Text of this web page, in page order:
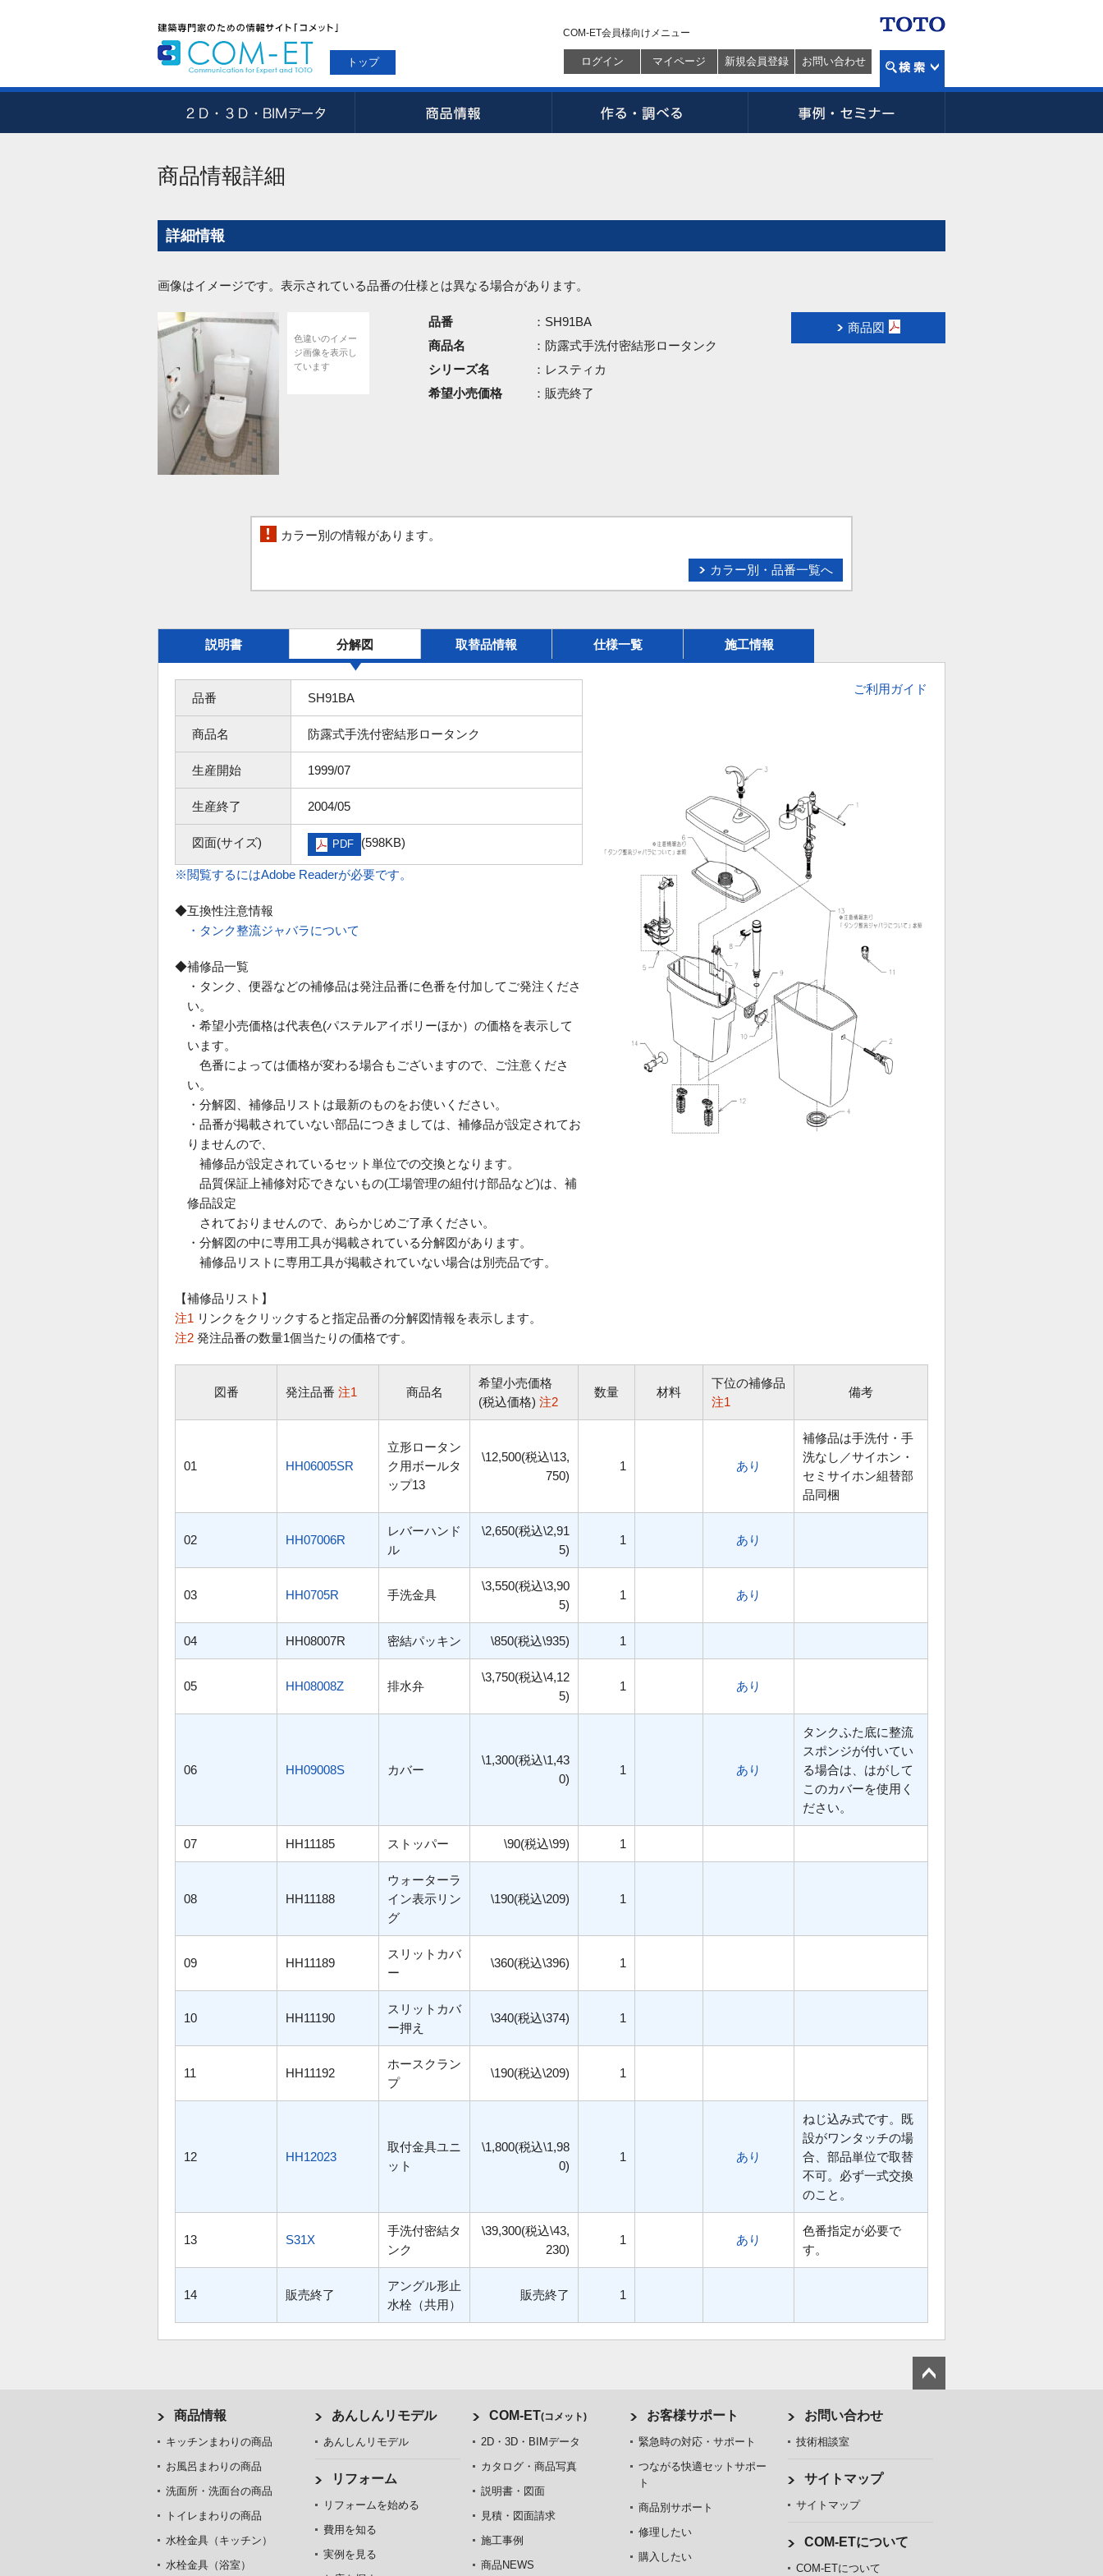
トップ
COM-ET会員様向けメニュー
ログイン マイページ 新規会員登録 お問い合わせ
商品情報詳細
詳細情報
画像はイメージです。表示されている品番の仕様とは異なる場合があります。
色違いのイメー
ジ画像を表示し
ています
品番
：SH91BA
商品名
：防露式手洗付密結形ロータンク
シリーズ名
：レスティカ
希望小売価格
：販売終了
商品図
カラー別の情報があります。
カラー別・品番一覧へ
説明書 分解図 取替品情報 仕様一覧 施工情報
品番 SH91BA
商品名 防露式手洗付密結形ロータンク
生産開始 1999/07
生産終了 2004/05
図面(サイズ) PDF (598KB)
※閲覧するにはAdobe Readerが必要です。
◆互換性注意情報
・タンク整流ジャバラについて
◆補修品一覧
・タンク、便器などの補修品は発注品番に色番を付加してご発注くださ
い。
・希望小売価格は代表色(パステルアイボリーほか）の価格を表示して
います。
色番によっては価格が変わる場合もございますので、ご注意くださ
い。
・分解図、補修品リストは最新のものをお使いください。
・品番が掲載されていない部品につきましては、補修品が設定されてお
りませんので、
補修品が設定されているセット単位での交換となります。
品質保証上補修対応できないもの(工場管理の組付け部品など)は、補
修品設定
されておりませんので、あらかじめご了承ください。
・分解図の中に専用工具が掲載されている分解図があります。
補修品リストに専用工具が掲載されていない場合は別売品です。
ご利用ガイド
【補修品リスト】
注1 リンクをクリックすると指定品番の分解図情報を表示します。
注2 発注品番の数量1個当たりの価格です。
図番 発注品番 注1 商品名
希望小売価格
(税込価格) 注2
数量 材料
下位の補修品
注1
備考
01 HH06005SR
立形ロータン
ク用ボールタ
ップ13
\12,500(税込\13,
750)
1 あり
補修品は手洗付・手
洗なし／サイホン・
セミサイホン組替部
品同梱
02 HH07006R
レバーハンド
ル
\2,650(税込\2,91
5)
1 あり
03 HH0705R 手洗金具
\3,550(税込\3,90
5)
1 あり
04 HH08007R 密結パッキン \850(税込\935) 1
05 HH08008Z 排水弁
\3,750(税込\4,12
5)
1 あり
06 HH09008S カバー
\1,300(税込\1,43
0)
1 あり
タンクふた底に整流
スポンジが付いてい
る場合は、はがして
このカバーを使用く
ださい。
07 HH11185 ストッパー \90(税込\99) 1
08 HH11188
ウォーターラ
イン表示リン
グ
\190(税込\209) 1
09 HH11189
スリットカバ
ー
\360(税込\396) 1
10 HH11190
スリットカバ
ー押え
\340(税込\374) 1
11 HH11192
ホースクラン
プ
\190(税込\209) 1
12 HH12023
取付金具ユニ
ット
\1,800(税込\1,98
0)
1 あり
ねじ込み式です。既
設がワンタッチの場
合、部品単位で取替
不可。必ず一式交換
のこと。
13 S31X
手洗付密結タ
ンク
\39,300(税込\43,
230)
1 あり
色番指定が必要で
す。
14 販売終了
アングル形止
水栓（共用）
販売終了 1
商品情報
キッチンまわりの商品
お風呂まわりの商品
洗面所・洗面台の商品
トイレまわりの商品
水栓金具（キッチン）
水栓金具（浴室）
あんしんリモデル
あんしんリモデル
リフォーム
リフォームを始める
費用を知る
実例を見る
COM-ET(コメット)
2D・3D・BIMデータ
カタログ・商品写真
説明書・図面
見積・図面請求
施工事例
商品NEWS
お客様サポート
緊急時の対応・サポート
つながる快適セットサポー
ト
商品別サポート
修理したい
購入したい
お問い合わせ
技術相談室
サイトマップ
サイトマップ
COM-ETについて
COM-ETについて